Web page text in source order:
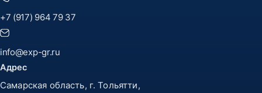
+7 (917) 964 79 37
info@exp-gr.ru
Адрес
Самарская область, г. Тольятти,